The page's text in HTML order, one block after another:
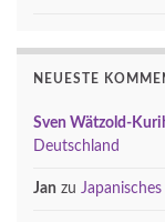
NEUESTE
Sven Wätzold-
Deutschland
Jan zu